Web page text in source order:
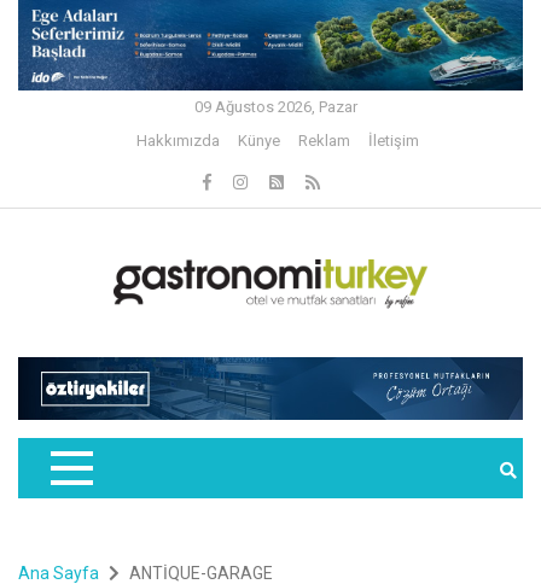
09 Ağustos 2026, Pazar
Hakkımızda
Künye Reklam İletişim
Ana Sayfa ANTİQUE-GARAGE